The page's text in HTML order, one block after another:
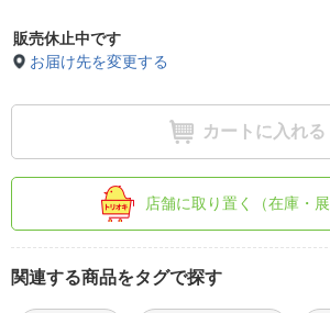
販売休止中です
お届け先を変更する
カートに入れる
店舗に取り置く（在庫・展
関連する商品をタグで探す